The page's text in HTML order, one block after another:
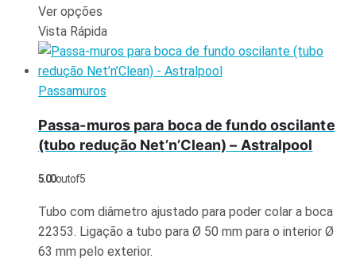
Ver opções
Vista Rápida
Passamuros
Passa-muros para boca de fundo oscilante
(tubo redução Net’n’Clean) – Astralpool
5.00out of 5
Tubo com diâmetro ajustado para poder colar a boca
22353. Ligação a tubo para Ø 50 mm para o interior Ø
63 mm pelo exterior.